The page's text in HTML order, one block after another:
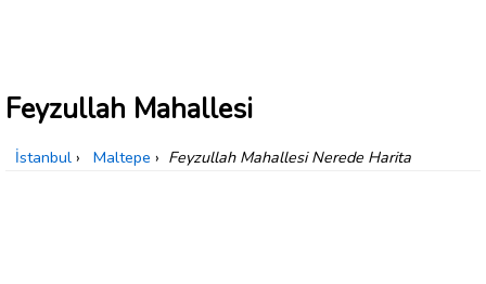
Feyzullah Mahallesi
İstanbul › Maltepe › Feyzullah Mahallesi Nerede Harita